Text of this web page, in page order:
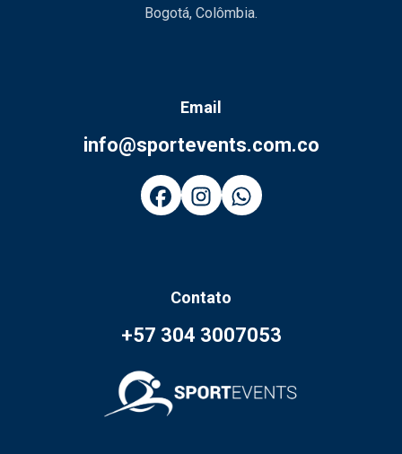
Bogotá, Colômbia.
Email
info@sportevents.com.co
Contato
+57 304 3007053